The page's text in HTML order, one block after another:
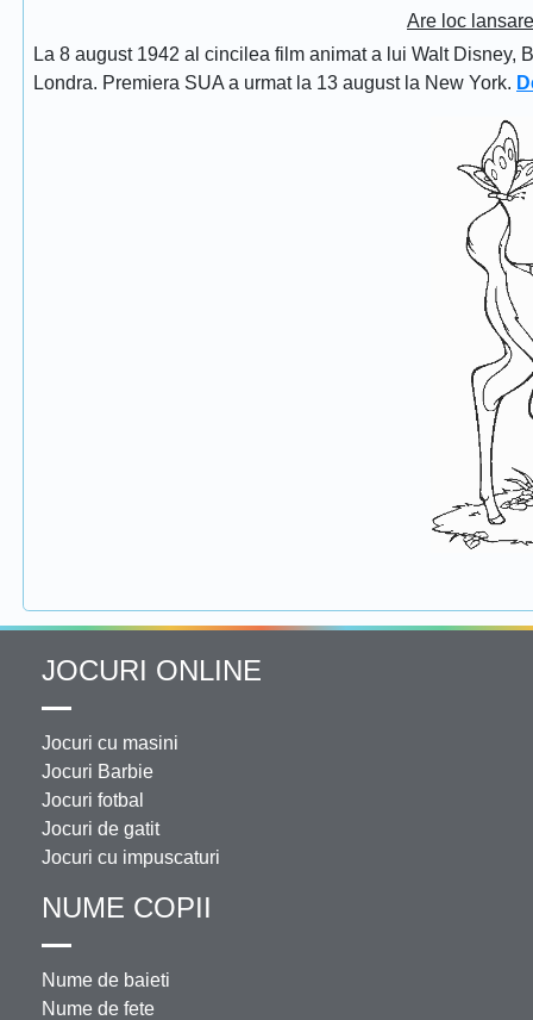
Are loc
La 8 august 1942 al cincilea film animat a lui Walt
Londra. Premiera SUA a urmat la 13 august la New York.
JOCURI ONLINE
Jocuri cu masini
Jocuri Barbie
Jocuri fotbal
Jocuri de gatit
Jocuri cu impuscaturi
NUME COPII
Nume de baieti
Nume de fete